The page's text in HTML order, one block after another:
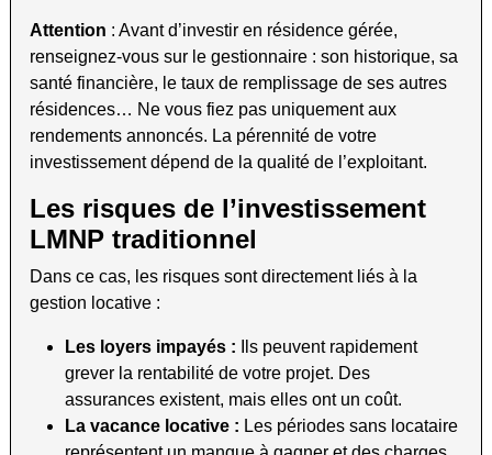
Attention : Avant d’investir en résidence gérée,
renseignez-vous sur le gestionnaire : son historique, sa
santé financière, le taux de remplissage de ses autres
résidences… Ne vous fiez pas uniquement aux
rendements annoncés. La pérennité de votre
investissement dépend de la qualité de l’exploitant.
Les risques de l’investissement
LMNP traditionnel
Dans ce cas, les risques sont directement liés à la
gestion locative :
Les loyers impayés : Ils peuvent rapidement
grever la rentabilité de votre projet. Des
assurances existent, mais elles ont un coût.
La vacance locative : Les périodes sans locataire